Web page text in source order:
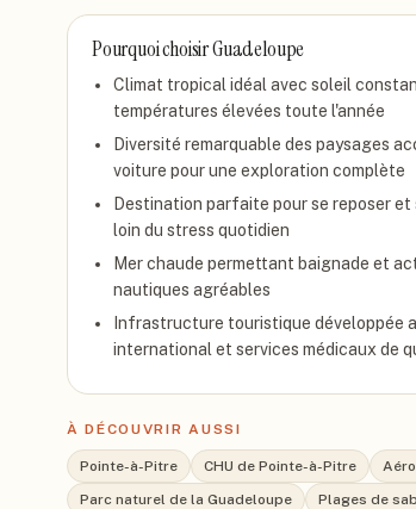
Pourquoi choisirGuadeloupe
Climat tropical idéal avec soleil
températures élevées toute l'année
Diversité remarquable des paysages
voiture pour une exploration complète
Destination parfaite pour se reposer et
loin du stress quotidien
Mer chaude permettant baignade et
nautiques agréables
Infrastructure touristique développée
international et services médicaux de
À DÉCOUVRIR AUSSI
Pointe-à-Pitre CHU de Pointe-à-Pitre
Parc naturel de la Guadeloupe
Plages de